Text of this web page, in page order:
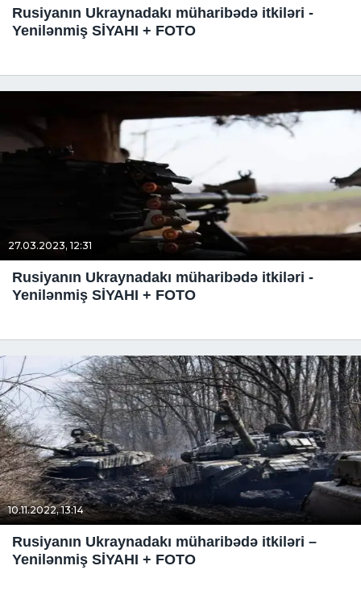
Rusiyanın Ukraynadakı müharibədə itkiləri -
Yenilənmiş SİYAHI + FOTO
27.03.2023, 12:31
Rusiyanın Ukraynadakı müharibədə itkiləri -
Yenilənmiş SİYAHI + FOTO
10.11.2022, 13:14
Rusiyanın Ukraynadakı müharibədə itkiləri –
Yenilənmiş SİYAHI + FOTO